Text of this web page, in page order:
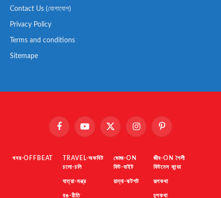
Contact Us (যোগাযোগ)
Privacy Policy
Terms and conditions
Sitemape
FacebookYouTube X
InstagramPinterest
খবর-OFFBEAT
TRAVEL-অফবিট
চলো-চলি
যাত্রা-মন্ত্র
রঙ-রীতি
ভোজ-ON
ফিট-বাইট
রান্না-ঝটপট
জীব-ON শৈলী
ফিটনেস ফান্ডা
রূপকথা
চুপকথা